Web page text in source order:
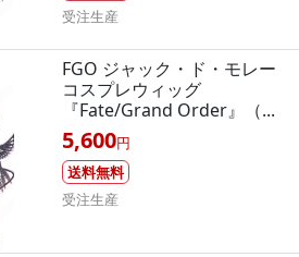
受注生産
FGO ジャック・ド・モレー
コスプレウィッグ
『Fate/Grand Order』（...
5,600円
送料無料
受注生産